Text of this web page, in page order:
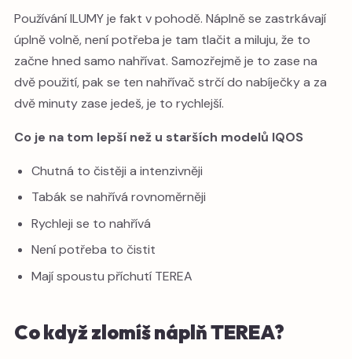
Používání ILUMY je fakt v pohodě. Náplně se zastrkávají
úplně volně, není potřeba je tam tlačit a miluju, že to
začne hned samo nahřívat. Samozřejmě je to zase na
dvě použití, pak se ten nahřívač strčí do nabíječky a za
dvě minuty zase jedeš, je to rychlejší.
Co je na tom lepší než u starších modelů IQOS
Chutná to čistěji a intenzivněji
Tabák se nahřívá rovnoměrněji
Rychleji se to nahřívá
Není potřeba to čistit
Mají spoustu příchutí TEREA
Co když zlomíš náplň TEREA?